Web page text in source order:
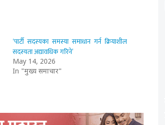
‘पार्टी सदस्यका समस्या समाधान गर्न क्रियाशील
सदस्यता अद्यावधिक गरिने’
May 14, 2026
In "मुख्य समाचार"